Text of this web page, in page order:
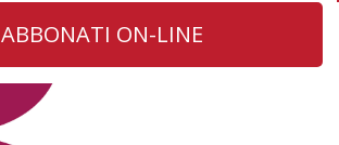
ABBONATI ON-LINE